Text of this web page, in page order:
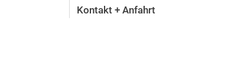
Kontakt + Anfahrt